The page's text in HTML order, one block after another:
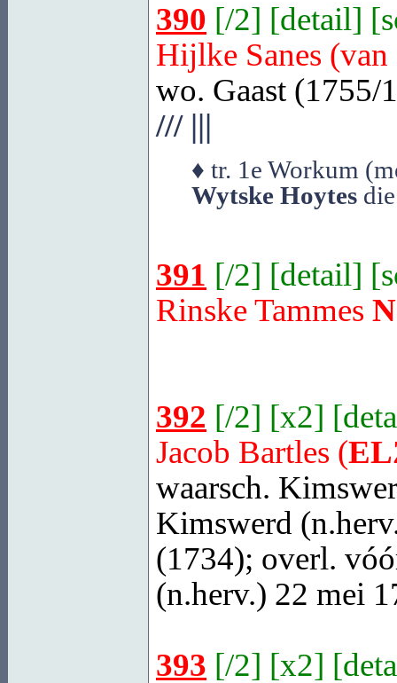
390 [/2] [detail] [
Hijlke Sanes
wo. Gaast
///|||
♦ tr. 1e Workum
Wytske Hoytes
391 [/2] [detail] [
Rinske Tammes
392 [/2] [x2] [
Jacob Bartles (
waarsch.
Kimswerd
(1734); overl.
(n.herv.) 22 mei
393 [/2] [x2] [